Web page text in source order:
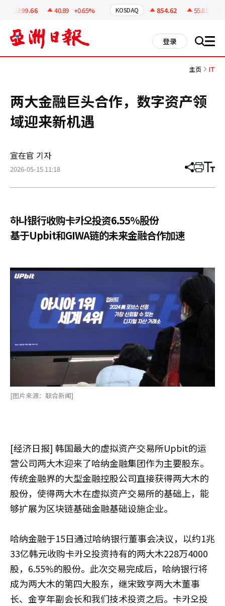
6299.66 40.89 +0.65% KOSDAQ 854.62 55.81
登录 搜 all
主页 IT
两大金融巨头合作，数字资产领
域迎来新机遇
宣在官 기자
2026-05-15 11:18 分
章
打 调
小
하나银行收购卡카오投资6.55%股份
基于Upbit和GIWA链的未来金融合作加速
[图片来源：联合新闻]
[经济日报] 韩国最大的虚拟资产交易所Upbit的运
营公司两大木迎来了哈纳金融集团作为主要股东。
传统金融界的大型金融控股公司直接获得两大木的
股份，使得两大木在虚拟资产交易所的基础上，能
够扩展为区块链基础金融基础设施企业。
哈纳金融于15日通过哈纳银行董事会决议，以约1兆
33亿韩元收购卡카오投资持有的两大木228万4000
股，6.55%的股份。此次交易完成后，哈纳银行将
成为两大木的第四大股东，继宋致亨两大木董事
长、金亨年副会长和我们技术投资之后。卡카오投